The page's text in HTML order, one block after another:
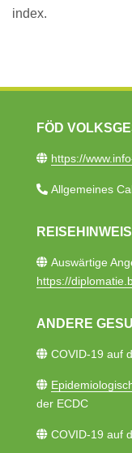
index.
FÖD
https://
Allgemeines
Auswärtige
https://
ANDERE
COVID-19 auf
der ECDC
COVID-19 auf